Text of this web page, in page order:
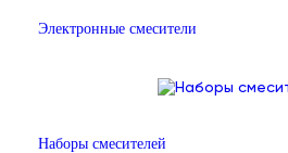
Электронные смесители
Наборы смесителей